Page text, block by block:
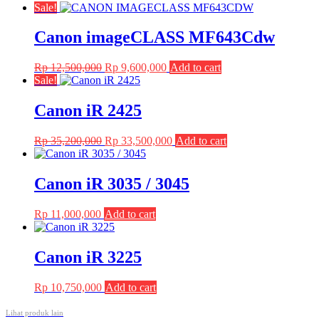
Sale!
Canon imageCLASS MF643Cdw
Rp12,500,000 Original
price
Rp 12,500,000.
Rp 9,600,000Current
Add to cart
Sale!
Canon iR 2425
Rp35,200,000 Original
price
Rp 35,200,000.
Rp 33,500,000Current
Rp 33,500,000.
Add to cart
Canon iR 3035 / 3045
Rp 11,000,000 Add to cart
Canon iR 3225
Rp 10,750,000 Add to cart
Lihat produk lain